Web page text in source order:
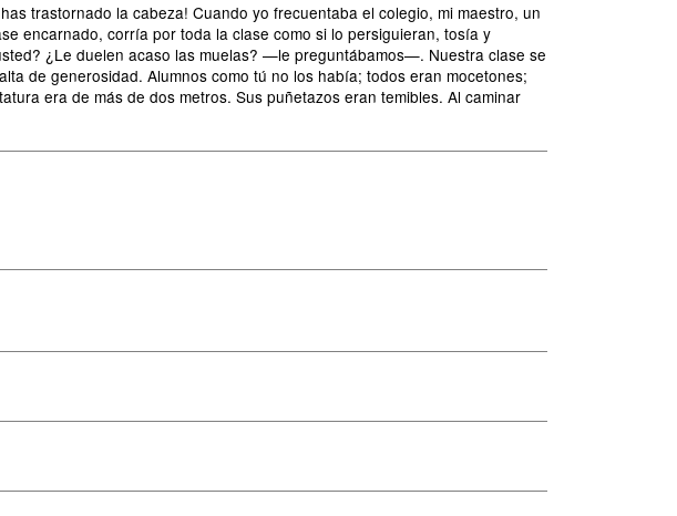
trastornado la cabeza! Cuando yo frecuentaba el colegio, mi maestro, un
encarnado, corría por toda la clase como si lo persiguieran, tosía y
¿Le duelen acaso las muelas? —le preguntábamos—. Nuestra clase se
de generosidad. Alumnos como tú no los había; todos eran mocetones;
era de más de dos metros. Sus puñetazos eran temibles. Al caminar